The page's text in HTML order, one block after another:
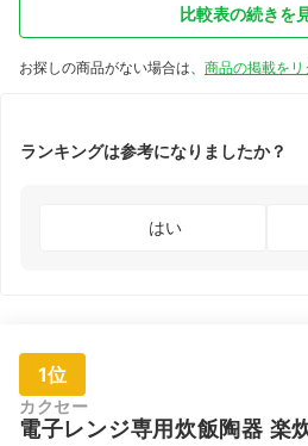
比較表の続きを
お探しの商品がない場合は、 商品の掲載をリ
ランキングは参考になりましたか？
はい
1位
カクセー
電子レンジ専用炊飯陶器 楽